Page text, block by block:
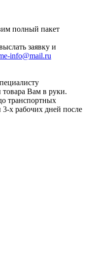
полный пакет
заявку и
info@mail.ru
товара Вам в руки.
транспортных
3-х рабочих дней после